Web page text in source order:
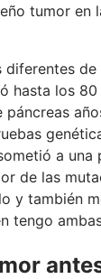
tumor en
de
hasta los 80
a una
de las
y también
tengo